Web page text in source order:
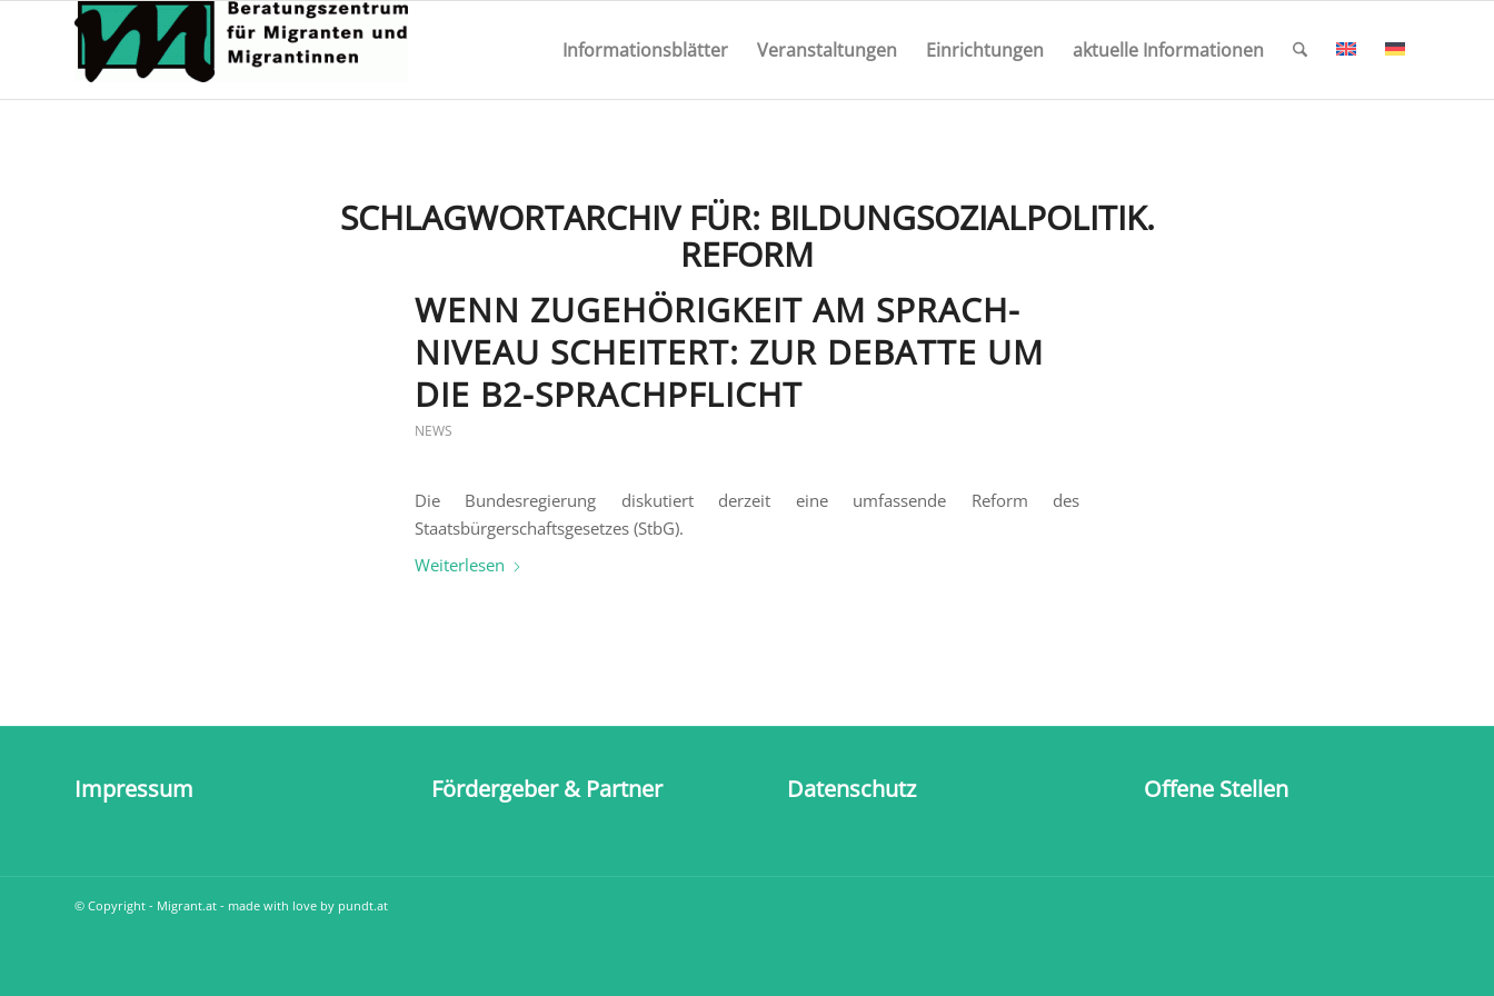
Informationsblätter Veranstaltungen Einrichtungen aktuelle Informationen
SCHLAGWORTARCHIV FÜR: BILDUNGSOZIALPOLITIK.
REFORM
WENN ZUGEHÖRIGKEIT AM SPRACH­
NIVEAU SCHEITERT: ZUR DEBATTE UM
DIE B2-SPRACHPFLICHT
NEWS
Die Bundesregierung diskutiert derzeit eine umfassende Reform des
Staatsbürgerschaftsgesetzes (StbG).
Weiterlesen
Impressum Fördergeber & Partner Datenschutz Offene Stellen
© Copyright - Migrant.at - made with love by pundt.at